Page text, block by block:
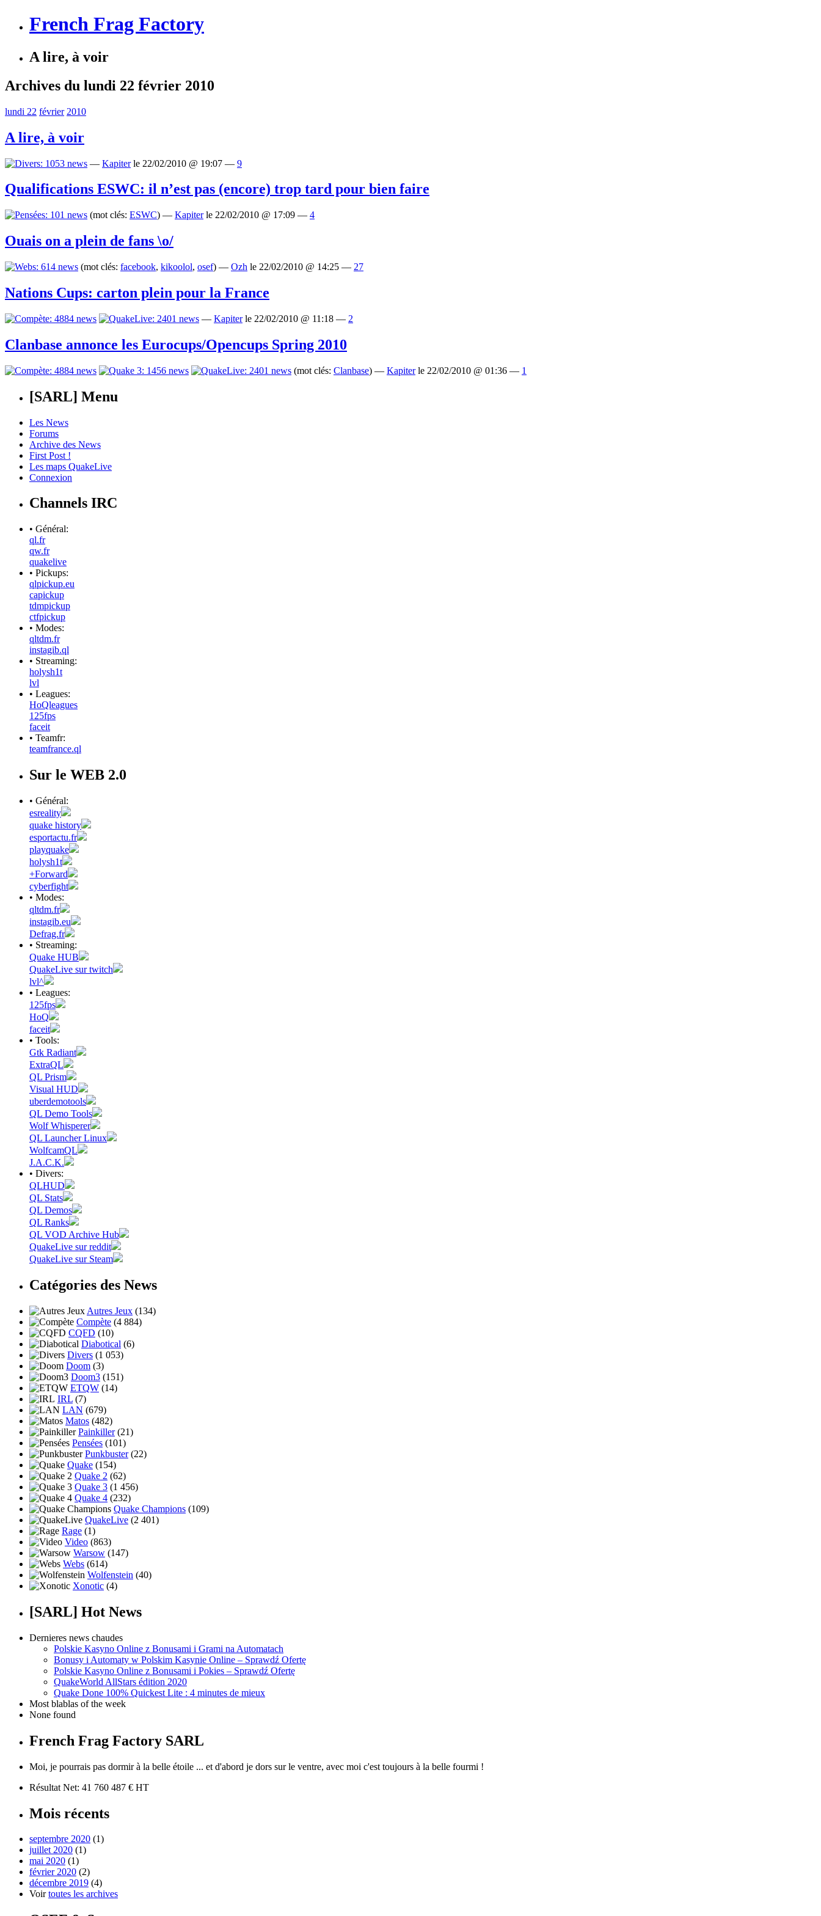
French Frag Factory
A lire, à voir
Archives du lundi 22 février 2010
lundi 22 février 2010
A lire, à voir
— Kapiterle 22/02/2010 @ 19:07 — 9
Qualifications ESWC: il n’est pas (encore) trop tard pour bien faire
(mot clés: ESWC) — Kapiterle 22/02/2010 @ 17:09 — 4
Ouais on a plein de fans \o/
(mot clés: facebook, kikoolol, osef) — Ozh le 22/02/2010 @ 14:25 — 27
Nations Cups: carton plein pour la France
— Kapiterle 22/02/2010 @ 11:18 — 2
Clanbase annonce les Eurocups/Opencups Spring 2010
(mot clés: Clanbase) — Kapiterle 22/02/2010 @ 01:36 — 1
[SARL] Menu
Les News
Forums
Archive des News
First Post !
Les maps QuakeLive
Connexion
Channels IRC
• Général:
ql.fr
qw.fr
quakelive
• Pickups:
qlpickup.eu
capickup
tdmpickup
ctfpickup
• Modes:
qltdm.fr
instagib.ql
• Streaming:
holysh1t
lvl
• Leagues:
HoQleagues
125fps
faceit
• Teamfr:
teamfrance.ql
Sur le WEB 2.0
• Général:
esreality
quake history
esportactu.fr
playquake
holysh1t
+Forward
cyberfight
• Modes:
qltdm.fr
instagib.eu
Defrag.fr
• Streaming:
Quake HUB
QuakeLive sur twitch
lvl^
• Leagues:
125fps
HoQ
faceit
• Tools:
Gtk Radiant
ExtraQL
QL Prism
Visual HUD
uberdemotools
QL Demo Tools
Wolf Whisperer
QL Launcher Linux
WolfcamQL
J.A.C.K.
• Divers:
QLHUD
QL Stats
QL Demos
QL Ranks
QL VOD Archive Hub
QuakeLive sur reddit
QuakeLive sur Steam
Catégories des News
Autres Jeux (134)
Compète (4 884)
CQFD (10)
Diabotical (6)
Divers (1 053)
Doom (3)
Doom3 (151)
ETQW (14)
IRL (7)
LAN (679)
Matos (482)
Painkiller(21)
Pensées (101)
Punkbuster(22)
Quake (154)
Quake 2 (62)
Quake 3 (1 456)
Quake 4 (232)
Quake Champions (109)
QuakeLive (2 401)
Rage (1)
Video (863)
Warsow (147)
Webs (614)
Wolfenstein (40)
Xonotic (4)
[SARL] Hot News
Dernieres news chaudes
Polskie Kasyno Online z Bonusami i Grami na Automatach
Bonusy i Automaty w Polskim Kasynie Online – Sprawdź Ofertę
Polskie Kasyno Online z Bonusami i Pokies – Sprawdź Ofertę
QuakeWorld AllStars édition 2020
Quake Done 100% Quickest Lite : 4 minutes de mieux
Most blablas of the week
None found
French Frag Factory SARL
Moi, je pourrais pas dormir à la belle étoile ... et d'abord je dors sur le ventre, avec moi c'est toujours à la belle fourmi !
Résultat Net: 41 760 487 € HT
Mois récents
septembre 2020 (1)
juillet 2020 (1)
mai 2020 (1)
février 2020 (2)
décembre 2019 (4)
Voirtoutes les archives